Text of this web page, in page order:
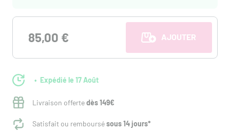
85,00 € AJOUTER AU
Expédié le 17 Août
Livraison offertedès 149€
Satisfait ou remboursésous 14 jours*